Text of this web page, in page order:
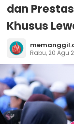
dan
Khusus
Rabu, 20 Agu